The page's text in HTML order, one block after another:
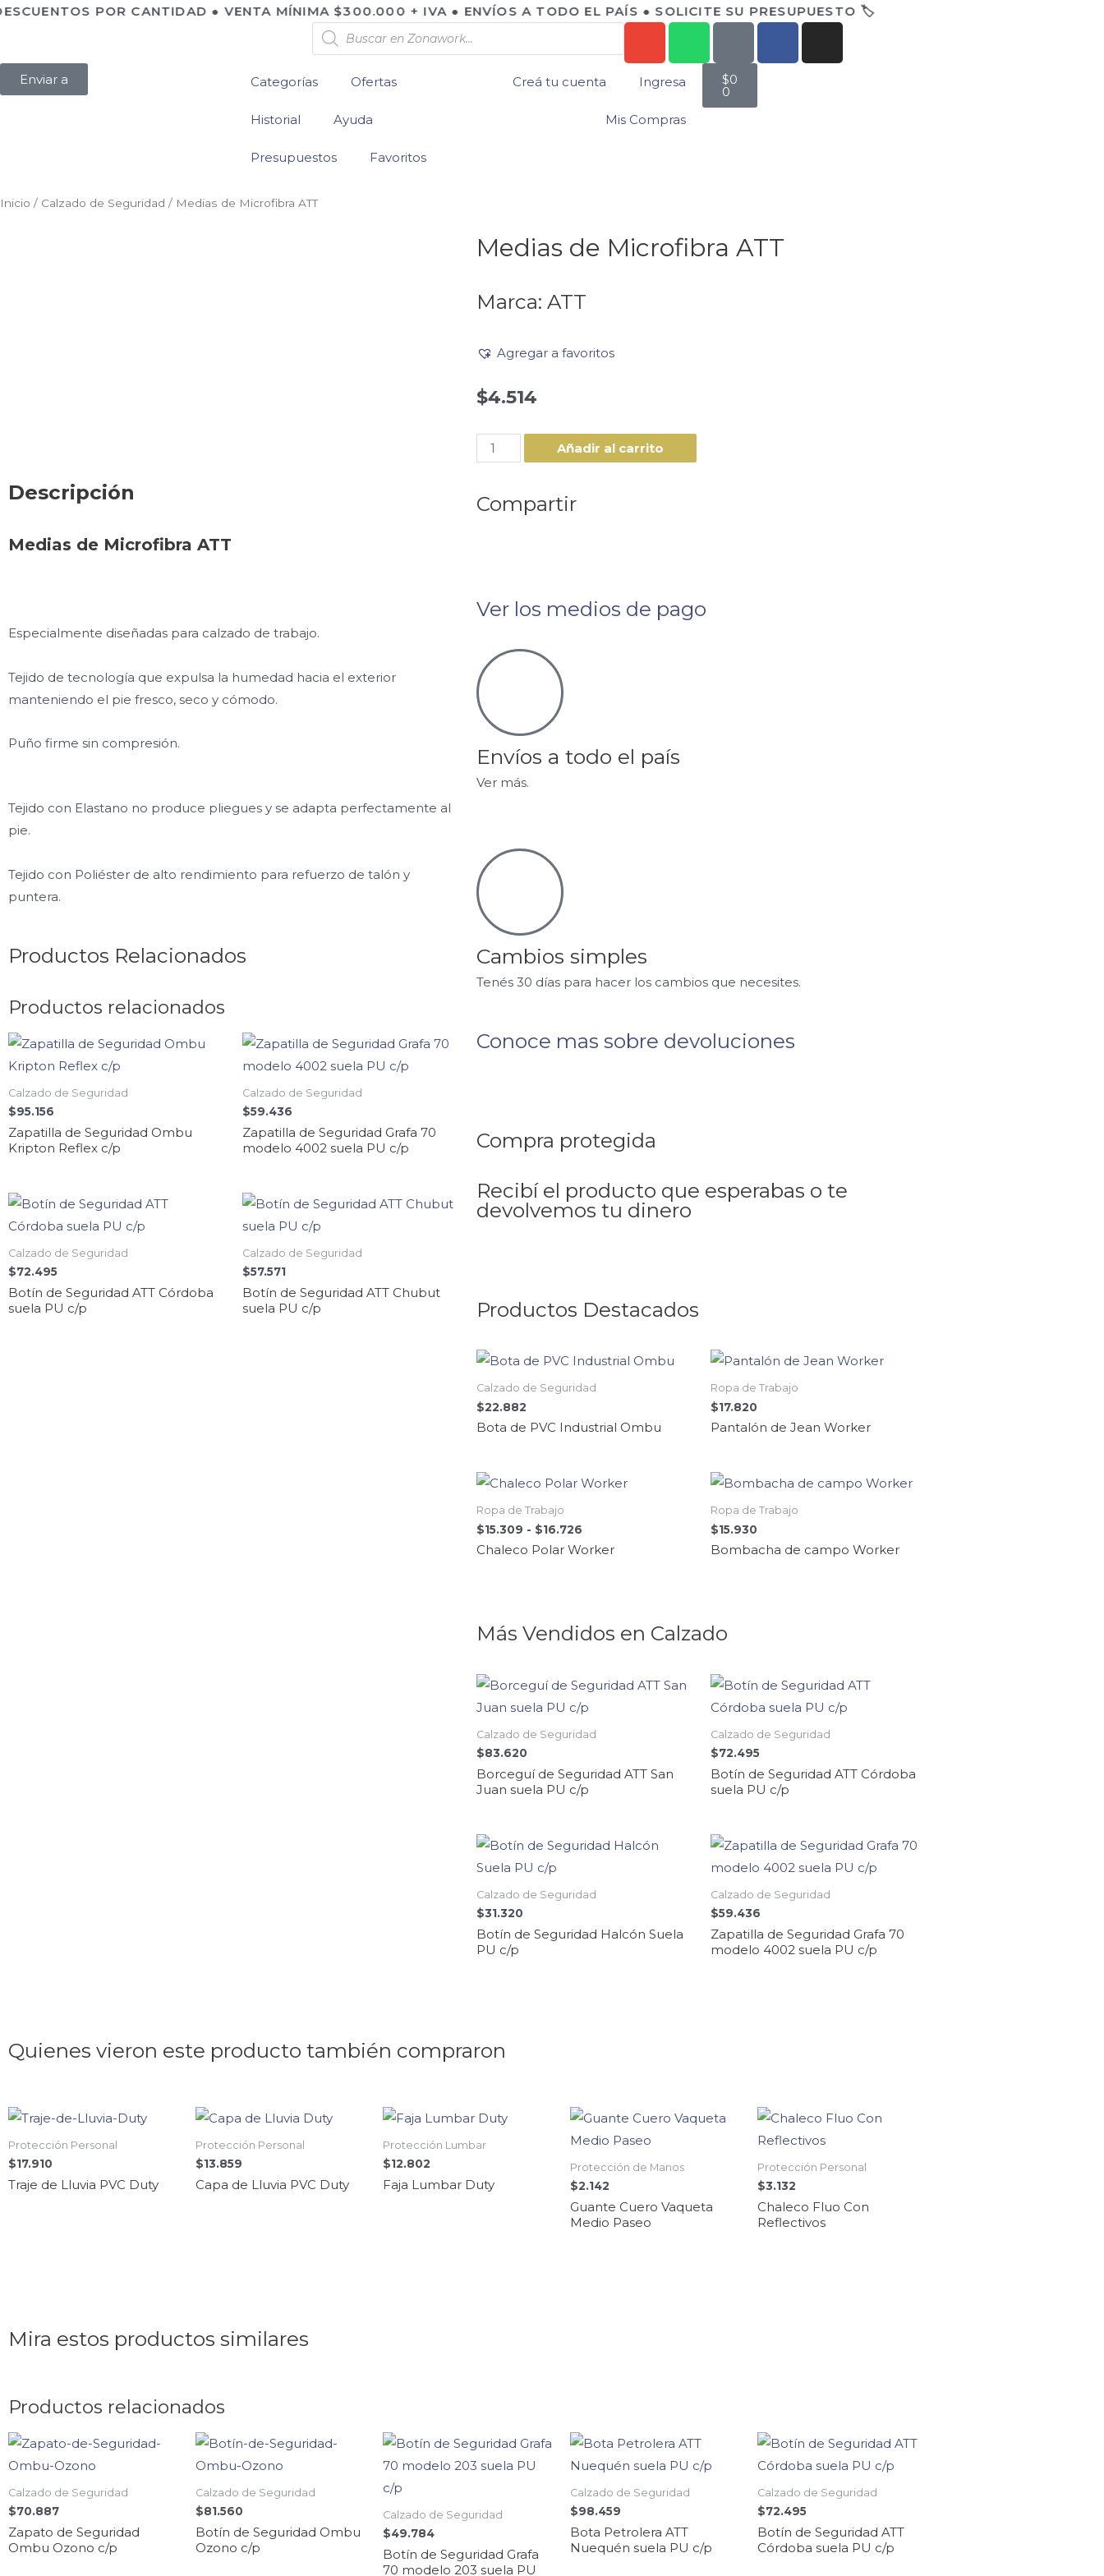
POR CANTIDAD ● VENTA MÍNIMA $300.000 + IVA ● ENVÍOS A TODO EL PAÍS ● SOLICITE SU PRESUPUESTO 🏷️
Enviar a Categorías Ofertas
Historial Ayuda
Presupuestos Favoritos
Creá tu cuenta Ingresa
Mis Compras
$0
0
Inicio / Calzado de Seguridad / Medias de Microfibra ATT
Descripción
Medias de Microfibra ATT
Especialmente diseñadas para calzado de trabajo.
Tejido de tecnología que expulsa la humedad hacia el exterior
manteniendo el pie fresco, seco y cómodo.
Puño firme sin compresión.
Tejido con Elastano no produce pliegues y se adapta perfectamente al
pie.
Tejido con Poliéster de alto rendimiento para refuerzo de talón y
puntera.
Productos Relacionados
Productos relacionados
Calzado de Seguridad
$95.156
Zapatilla de Seguridad Ombu
Kripton Reflex c/p
Calzado de Seguridad
$59.436
Zapatilla de Seguridad Grafa 70
modelo 4002 suela PU c/p
Calzado de Seguridad
$72.495
Botín de Seguridad ATT Córdoba
suela PU c/p
Calzado de Seguridad
$57.571
Botín de Seguridad ATT Chubut
suela PU c/p
Medias de Microfibra ATT
Marca: ATT
Agregar a favoritos
$4.514
Añadir al carrito
Compartir
Ver los medios de pago
Envíos a todo el país
Ver más.
Cambios simples
Tenés 30 días para hacer los cambios que necesites.
Conoce mas sobre devoluciones
Compra protegida
Recibí el producto que esperabas o te
devolvemos tu dinero
Productos Destacados
Calzado de Seguridad
$22.882
Bota de PVC Industrial Ombu
Ropa de Trabajo
$17.820
Pantalón de Jean Worker
Ropa de Trabajo
$15.309 - $16.726
Chaleco Polar Worker
Ropa de Trabajo
$15.930
Bombacha de campo Worker
Más Vendidos en Calzado
Calzado de Seguridad
$83.620
Borceguí de Seguridad ATT San
Juan suela PU c/p
Calzado de Seguridad
$72.495
Botín de Seguridad ATT Córdoba
suela PU c/p
Calzado de Seguridad
$31.320
Botín de Seguridad Halcón Suela
PU c/p
Calzado de Seguridad
$59.436
Zapatilla de Seguridad Grafa 70
modelo 4002 suela PU c/p
Quienes vieron este producto también compraron
Protección Personal
$17.910
Traje de Lluvia PVC Duty
Protección Personal
$13.859
Capa de Lluvia PVC Duty
Protección Lumbar
$12.802
Faja Lumbar Duty
Protección de Manos
$2.142
Guante Cuero Vaqueta
Medio Paseo
Protección Personal
$3.132
Chaleco Fluo Con
Reflectivos
Mira estos productos similares
Productos relacionados
Calzado de Seguridad
$70.887
Zapato de Seguridad
Ombu Ozono c/p
Calzado de Seguridad
$81.560
Botín de Seguridad Ombu
Ozono c/p
Calzado de Seguridad
$49.784
Botín de Seguridad Grafa
70 modelo 203 suela PU
Calzado de Seguridad
$98.459
Bota Petrolera ATT
Nuequén suela PU c/p
Calzado de Seguridad
$72.495
Botín de Seguridad ATT
Córdoba suela PU c/p